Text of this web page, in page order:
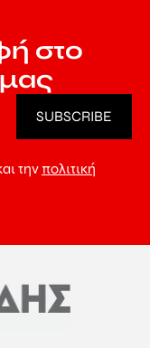
τηνπολιτική
στο